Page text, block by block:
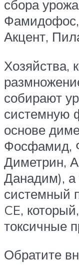
сбора
Акцент,
Хозяйства,
собирают
системную
основе
Фосфамид,
Диметрин,
Данадим),
системный
CE,
токсичные
Обратите